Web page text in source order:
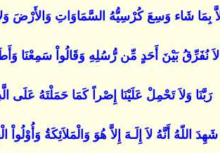
لاَ نُفَرِّقُ بَيْنَ أَحَدٍ مِّن رُّسُلِهِ وَقَالُواْ سَمِعْنَا
رَبَّنَا وَلاَ تَحْمِلْ عَلَيْنَا إِصْراً كَمَا حَمَلْتَهُ عَلَى
شَهِدَ اللّهُ أَنَّهُ لاَ إِلَـهَ إِلاَّ هُوَ وَالْمَلاَئِكَةُ